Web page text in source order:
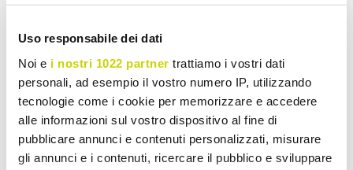
Uso responsabile dei dati
Noi e i nostri 1022 partner trattiamo i vostri dati
personali, ad esempio il vostro numero IP, utilizzando
tecnologie come i cookie per memorizzare e accedere
alle informazioni sul vostro dispositivo al fine di
pubblicare annunci e contenuti personalizzati, misurare
gli annunci e i contenuti, ricercare il pubblico e sviluppare
håndklæde med håndlavet
Marchi
kr 428,94 kr 536,14 - 20%
unikt bomuld fremstillet i
kr 428,94 kr 536,14